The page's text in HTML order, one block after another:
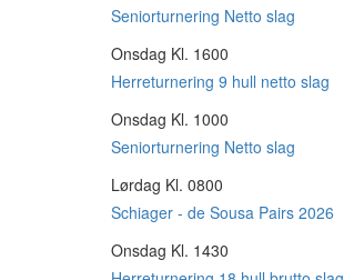
Seniorturnering Netto slag
Onsdag Kl. 1600
Herreturnering 9 hull netto slag
Onsdag Kl. 1000
Seniorturnering Netto slag
Lørdag Kl. 0800
Schiager - de Sousa Pairs 2026
Onsdag Kl. 1430